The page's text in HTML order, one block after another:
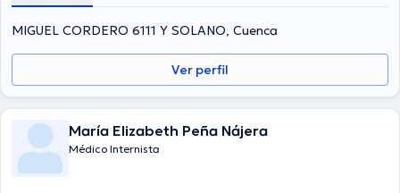
Pablo Agustin Parra Coronel ha contribuido en considerables
conferencias con la finalidad de tener una formación continua en
su ámbito de especialización y ha publicado numerosos
comunicados.
MIGUEL CORDERO 6111 Y SOLANO, Cuenca
Ver perfil
María Elizabeth Peña Nájera
Médico Internista